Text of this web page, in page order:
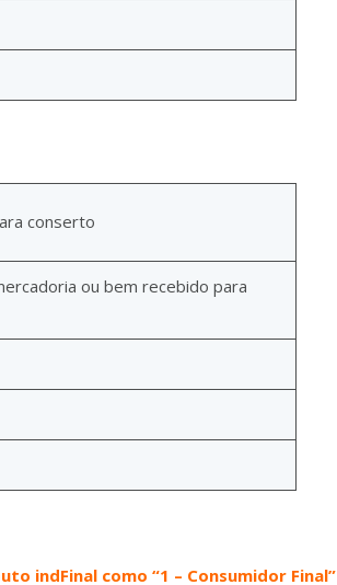
conserto
ou bem recebido para
indFinal como “1 – Consumidor Final”